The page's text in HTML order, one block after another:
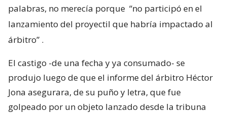
palabras, no merecía porque “no participó en el
lanzamiento del proyectil que habría impactado al
árbitro” .
El castigo -de una fecha y ya consumado- se
produjo luego de que el informe del árbitro Héctor
Jona asegurara, de su puño y letra, que fue
golpeado por un objeto lanzado desde la tribuna